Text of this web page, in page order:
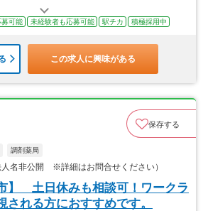
募可能 未経験者も応募可能 駅チカ 積極採用中
この求人に興味がある
保存する
調剤薬局
名非公開 ※詳細はお問合せください）
】 土日休みも相談可！ワークラ
される方におすすめです。